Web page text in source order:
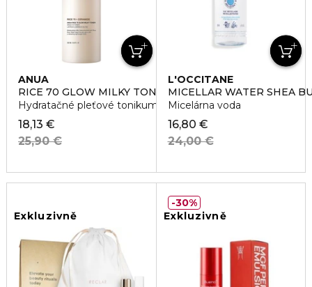
ANUA
RICE 70 GLOW MILKY TONER
Hydratačné pleťové tonikum
18,13 €
25,90 €
L'OCCITANE
MICELLAR WATER SHEA
Micelárna voda
16,80 €
24,00 €
Exkluzivně Exkluzivně
30%